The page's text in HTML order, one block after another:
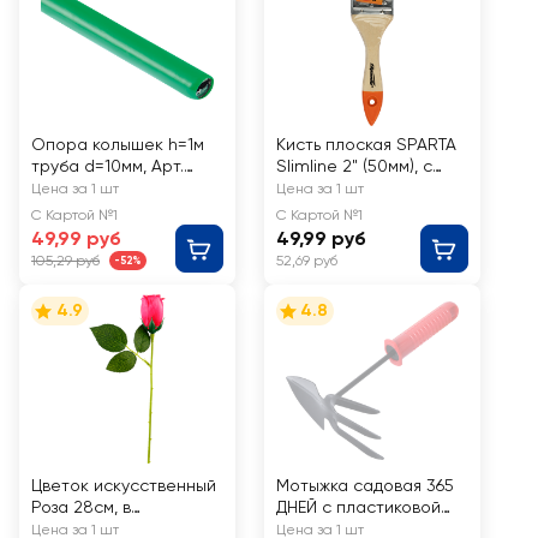
Опора колышек h=1м
труба d=10мм, Арт.
64473
Цена за 1 шт
С Картой №1
49,99 руб
105,29 руб -52%
Кисть плоская SPARTA
Slimline 2" (50мм), с
натуральной щетиной
и деревянной ручкой,
Арт. 824305
Цена за 1 шт
С Картой №1
49,99 руб
52,69 руб
4.9
Цветок искусственный
Роза 28см, в
ассортименте, Арт.
Цена за 1 шт
4.8
Мотыжка садовая 365
ДНЕЙ с пластиковой
ручкой, Арт.
Цена за 1 шт